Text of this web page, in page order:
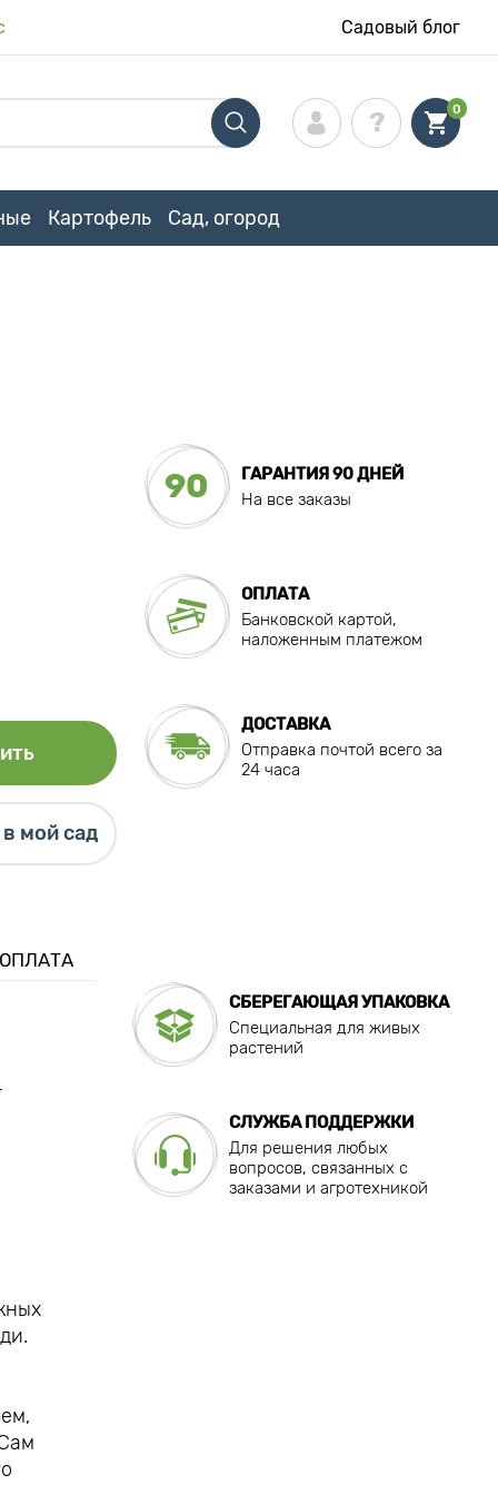
Садовый блог
0
Картофель Сад, огород
мой сад
90
ГАРАНТИЯ 90 ДНЕЙ
На все заказы
ОПЛАТА
Банковской картой,
наложенным платежом
ДОСТАВКА
Отправка почтой всего за
24 часа
СБЕРЕГАЮЩАЯ УПАКОВКА
Специальная для живых
растений
СЛУЖБА ПОДДЕРЖКИ
Для решения любых
вопросов, связанных с
заказами и агротехникой